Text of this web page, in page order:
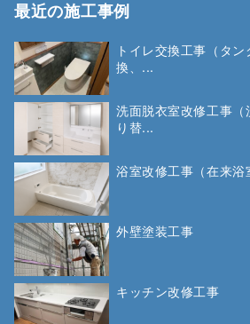
最近の施工事例
トイレ交換工事（タ
換、...
洗面脱衣室改修工事
り替...
浴室改修工事（在来浴
外壁塗装工事
キッチン改修工事